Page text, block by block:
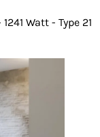
Watt - Type 21